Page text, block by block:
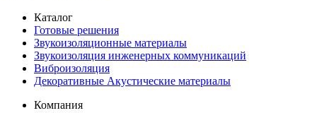
Каталог
Готовые решения
Звукоизоляционные материалы
Звукоизоляция инженерных коммуникаций
Виброизоляция
Декоративные Акустические материалы
Компания